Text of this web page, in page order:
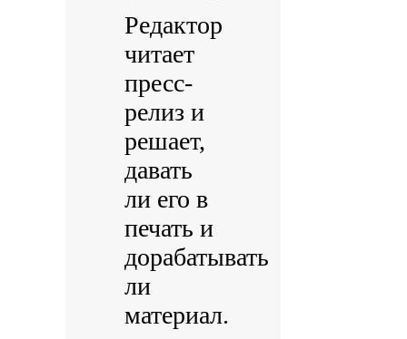
Редактор
читает
пресс-
релиз и
решает,
давать
ли его в
печать и
дорабатывать
ли
материал.